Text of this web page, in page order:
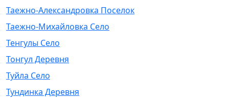
Таежно-Александровка Поселок
Таежно-Михайловка Село
Тенгулы Село
Тонгул Деревня
Туйла Село
Тундинка Деревня